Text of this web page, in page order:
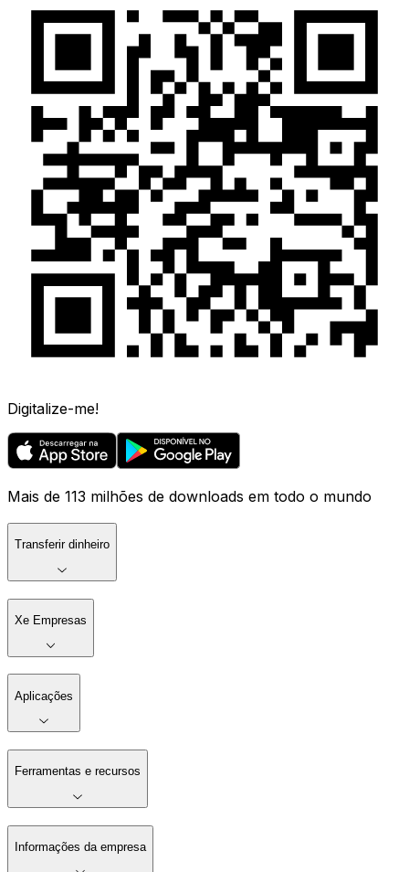
Digitalize-me!
Mais de 113 milhões de downloads em todo o mundo
Transferir dinheiro
Xe Empresas
Aplicações
Ferramentas e recursos
Informações da empresa